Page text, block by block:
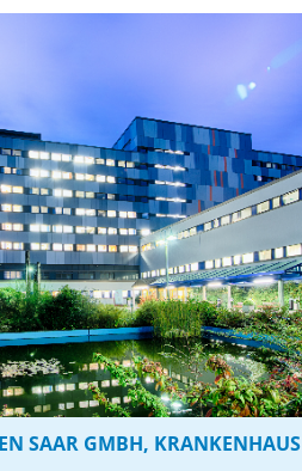
SAAR GMBH, KRANKENHAUS